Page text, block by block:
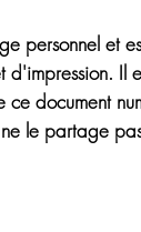
personnel et
Il
document
le partage